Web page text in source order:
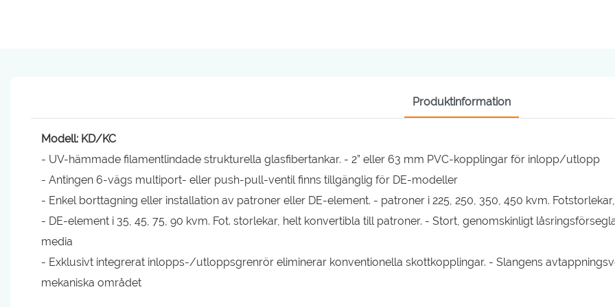
Produktinformation
Modell: KD/KC
- UV-hämmade filamentlindade strukturella glasfibertankar. - 2” eller 63 mm PVC-kopplingar för inlopp/utlopp
- Antingen 6-vägs multiport- eller push-pull-ventil finns tillgänglig för DE-modeller
- Enkel borttagning eller installation av patroner eller DE-element. - patroner i 225, 250, 350, 450 kvm.
- DE-element i 35, 45, 75, 90 kvm. Fot. storlekar, helt konvertibla till patroner. - Stort, genomskinligt
media
- Exklusivt integrerat inlopps-/utloppsgrenrör eliminerar konventionella skottkopplingar. - Slangens
mekaniska området